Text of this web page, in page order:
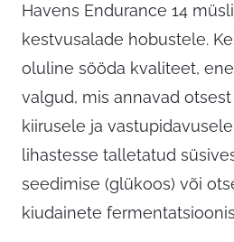
Havens Endurance 14
kestvusalade hobustele.
oluline sööda kvaliteet,
valgud, mis annavad
kiirusele ja
lihastesse talletatud
seedimise (glükoos) või
kiudainete